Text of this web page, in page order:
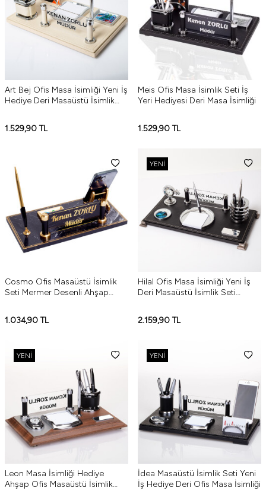
Art Bej Ofis Masa İsimliği Yeni İş
Hediye Deri Masaüstü İsimlik
1.529,90 TL
Meis Ofis Masa İsimlik Seti İş
Yeri Hediyesi Deri Masa İsimliği
1.529,90 TL
Cosmo Ofis Masaüstü İsimlik
Seti Mermer Desenli Ahşap
1.034,90 TL
YENI
Hilal Ofis Masa İsimliği Yeni İş
Deri Masaüstü İsimlik Seti
2.159,90 TL
YENI
Leon Masa İsimliği Hediye
Ahşap Ofis Masaüstü İsimlik
YENI
İdea Masaüstü İsimlik Seti Yeni
İş Hediye Deri Ofis Masa İsimliği